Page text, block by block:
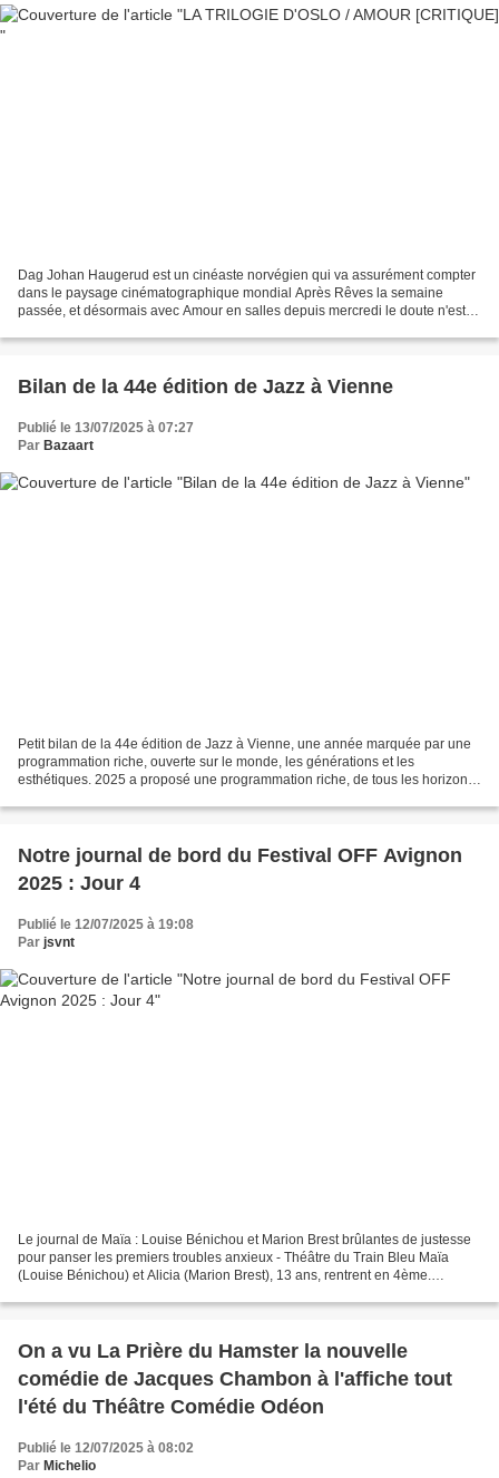
Dag Johan Haugerud est un cinéaste norvégien qui va assurément compter
dans le paysage cinématographique mondial Après Rêves la semaine
passée, et désormais avec Amour en salles depuis mercredi le doute n'est
Bilan de la 44e édition de Jazz à Vienne
Publié le 13/07/2025 à 07:27
Par Bazaart
Petit bilan de la 44e édition de Jazz à Vienne, une année marquée par une
programmation riche, ouverte sur le monde, les générations et les
esthétiques. 2025 a proposé une programmation riche, de tous les horizons,
Notre journal de bord du Festival OFF Avignon
2025 : Jour 4
Publié le 12/07/2025 à 19:08
Par jsvnt
Le journal de Maïa : Louise Bénichou et Marion Brest brûlantes de justesse
pour panser les premiers troubles anxieux - Théâtre du Train Bleu Maïa
(Louise Bénichou) et Alicia (Marion Brest), 13 ans, rentrent en 4ème.
On a vu La Prière du Hamster la nouvelle
comédie de Jacques Chambon à l'affiche tout
l'été du Théâtre Comédie Odéon
Publié le 12/07/2025 à 08:02
Par Michelio